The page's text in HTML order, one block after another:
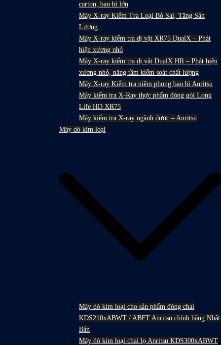
carton, bao bì lớn
Máy X-ray Kiểm Tra Loại Bỏ Sai, Tăng Sản
Lượng
Máy X-ray kiểm tra dị vật XR75 DualX – Phát
hiện xương nhỏ
Máy X-ray kiểm tra dị vật DualX HR – Phát hiện
xương nhỏ, nâng tầm kiểm soát chất lượng
Máy X-ray Kiểm tra niêm phong bao bì Anritsu
Máy kiểm tra X-Ray thực phẩm đóng gói Long
Life HD XR75
Máy kiểm tra X-ray ngành dược – Anritsu
Máy dò kim loại
Máy dò kim loại cho sản phẩm đóng chai
KDS210xABWT / ABFT Anritsu chính hãng Nhật
Bản
Máy dò kim loại chai lọ Anritsu KDS300xABWT